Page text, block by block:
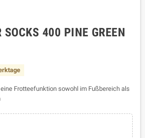
SOCKS 400 PINE GREEN
Frotteefunktion sowohl im Fußbereich als